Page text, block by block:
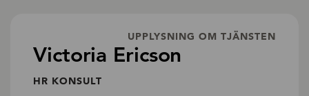
UPPLYSNING OM TJÄNSTEN
Victoria Ericson
HR KONSULT